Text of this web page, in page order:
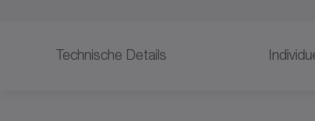
Technische Details